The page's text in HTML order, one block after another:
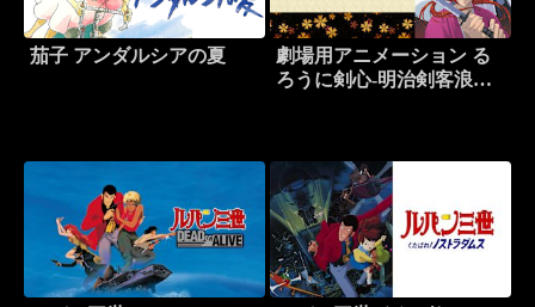
茄子 アンダルシアの夏
劇場用アニメーション る
ろうに剣心-明治剣客浪漫